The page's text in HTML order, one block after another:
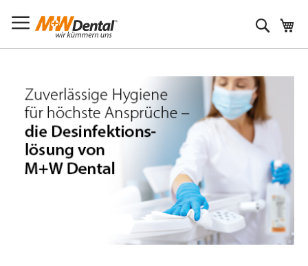
Suche